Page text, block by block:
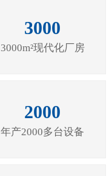
3000
3000m²现代化厂房
2000
年产2000多台设备